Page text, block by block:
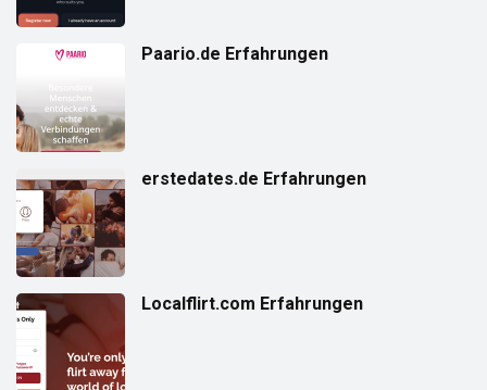
Paario.de Erfahrungen
erstedates.de Erfahrungen
Localflirt.com Erfahrungen